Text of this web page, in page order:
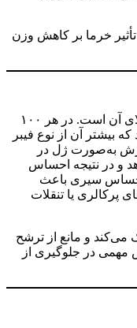
تأثیر خرما بر کاهش وزن
یکی از مهم‌ترین ویژگی‌های خرما، فیبر بالای آن است. در هر ۱۰۰
وجود دارد که بیشتر آن از نوع فیبر
به‌صورت ژل در
و در نتیجه احساس
سیری باعث
پرکالری یا تنقلات
و مانع از ترشح
مهمی در جلوگیری از